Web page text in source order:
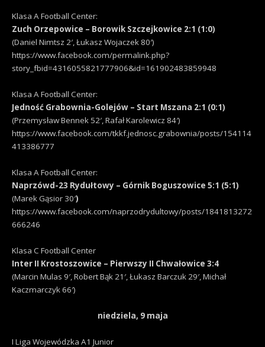
Klasa A Football Center:
Zuch Orzepowice – Borowik Szczejkowice 2:1 (1:0)
(Daniel Nimtsz 2′, Łukasz Wojaczek 80′)
https://www.facebook.com/permalink.php?
story_fbid=4316055821777906&id=161902483859948
Klasa A Football Center:
Jedność Grabownia-Golejów – Start Mszana 2:1 (0:1)
(Przemysław Bennek 52′, Rafał Karolewicz 84′)
https://www.facebook.com/tkkf.jednosc.grabownia/posts/154114
413386777
Klasa A Football Center:
Naprzówd-23 Rydułtowy – Górnik Boguszowice 5:1 (5:1)
(Marek Gąsior 30′)
https://www.facebook.com/naprzodrydultowy/posts/1841813272
666246
Klasa C Football Center
Inter II Krostoszowice – Pierwszy II Chwałowice 3:4
(Marcin Mulas 9′, Robert Bąk 21′, Łukasz Barczuk 29′, Michał
Kaczmarczyk 66′)
niedziela, 9 maja
I Liga Wojewódzka A1 Junior